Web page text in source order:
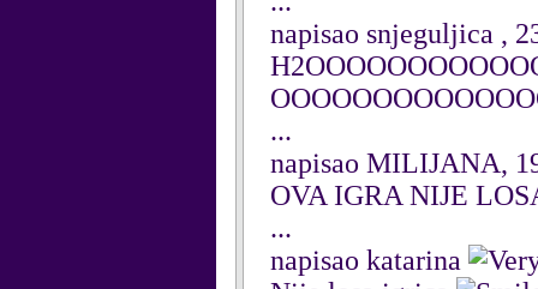
napisao snjeguljica ,
...
napisao MILIJANA,
OVA IGRA NIJE
...
napisao katarina